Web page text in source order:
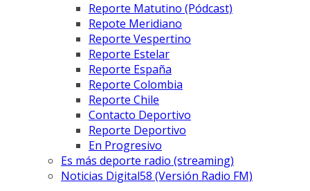
Reporte Matutino (Pódcast)
Repote Meridiano
Reporte Vespertino
Reporte Estelar
Reporte España
Reporte Colombia
Reporte Chile
Contacto Deportivo
Reporte Deportivo
En Progresivo
Es más deporte radio (streaming)
Noticias Digital58 (Versión Radio FM)